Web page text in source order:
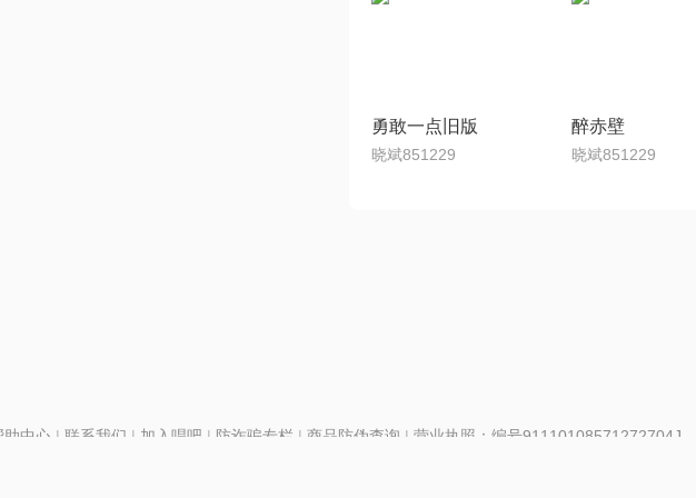
勇敢一点旧版
晓斌851229
醉赤壁
晓斌851229
助中心 | 联系我们 | 加入唱吧 | 防诈骗专栏 | 商品防伪查询 | 营业执照：编号91110108571272704J